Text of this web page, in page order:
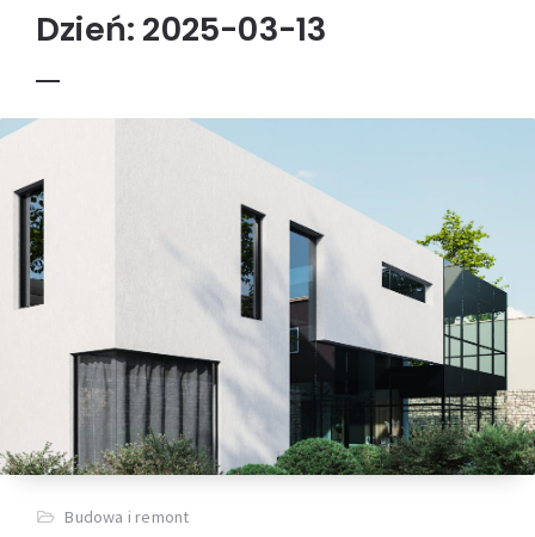
Dzień: 2025-03-13
Budowa i remont